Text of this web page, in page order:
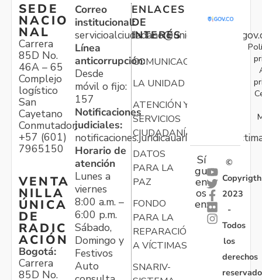
SEDE
NACIO
NAL
Carrera
85D No.
46A – 65
Complejo
logístico
San
Cayetano
Conmutador:
+57 (601)
7965150
VENTA
NILLA
ÚNICA
DE
RADIC
ACIÓN
Bogotá:
Carrera
85D No.
Correo
institucional:
Línea
anticorrupción:
Desde
móvil o fijo:
157
Notificaciones
judiciales:
Horario de
atención
Lunes a
viernes
8:00 a.m. –
6:00 p.m.
Sábado,
Domingo y
Festivos
Auto
ENLACES
DE
INTERÉS
COMUNICACIONES
LA UNIDAD
ATENCIÓN Y
SERVICIOS
CIUDADANÍA
DATOS
PARA LA
PAZ
FONDO
PARA LA
REPARACIÓN
A VÍCTIMAS
SNARIV-
Sí
gu
en
os
en:
©
Copyrigth
2023
-
Todos
los
derechos